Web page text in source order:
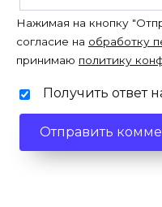
Нажимая на кнопку
согласие на обработку
принимаю политику
Получить ответ